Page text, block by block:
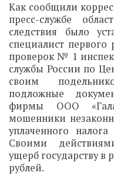
Как сообщили
пресс-службе
следствия было
специалист первого
проверок № 1
службы России по
своим
подложные
фирмы ООО
мошенники
уплаченного
Своими
ущерб государству в
рублей.